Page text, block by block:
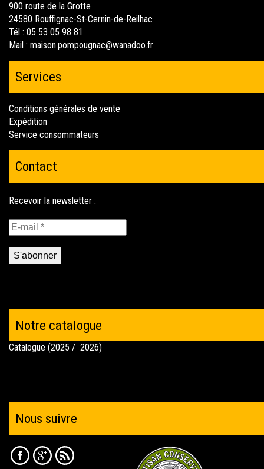
900 route de la Grotte
24580 Rouffignac-St-Cernin-de-Reilhac
Tél : 05 53 05 98 81
Mail : maison.pompougnac@wanadoo.fr
Services
Conditions générales de vente
Expédition
Service consommateurs
Contact
Notre catalogue
Catalogue (2025 / 2026)
Nous suivre